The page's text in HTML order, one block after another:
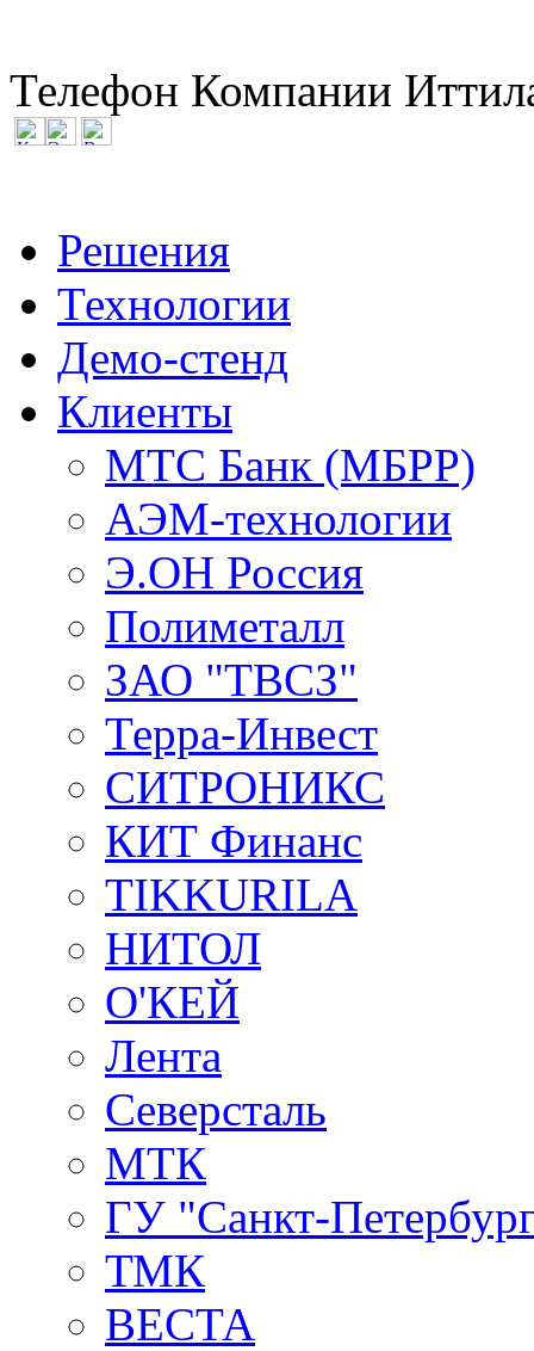
Телефон Компании
Решения
Технологии
Демо-стенд
Клиенты
МТС Банк (МБРР)
АЭМ-технологии
Э.ОН Россия
Полиметалл
ЗАО "ТВСЗ"
Терра-Инвест
СИТРОНИКС
КИТ Финанс
TIKKURILA
НИТОЛ
О'КЕЙ
Лента
Северсталь
МТК
ГУ "Санкт-
ТМК
ВЕСТА